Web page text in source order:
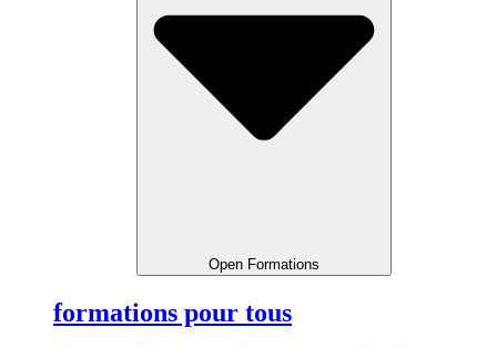
Open Formations
formations pour tous